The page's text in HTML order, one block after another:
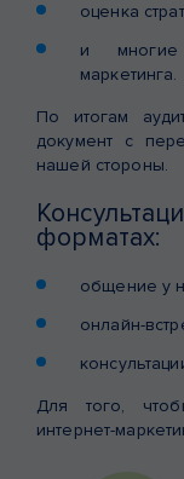
оценка
и многие
маркетинга.
По итогам
документ с
нашей стороны.
форматах:
общение у
онлайн-
Для того,
интернет-